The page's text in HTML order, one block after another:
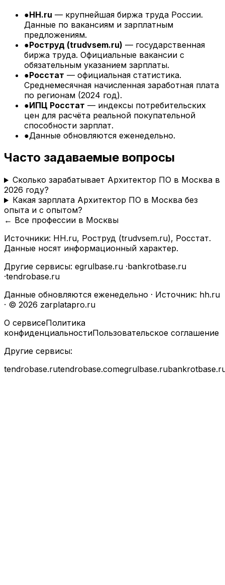
●HH.ru — крупнейшая биржа труда России.
Данные по вакансиям и зарплатным
предложениям.
●Роструд (trudvsem.ru) — государственная
биржа труда. Официальные вакансии с
обязательным указанием зарплаты.
●Росстат — официальная статистика.
Среднемесячная начисленная заработная плата
по регионам (2024 год).
●ИПЦ Росстат — индексы потребительских
цен для расчёта реальной покупательной
способности зарплат.
●Данные обновляются еженедельно.
Часто задаваемые вопросы
Сколько зарабатывает Архитектор ПО в Москва в
2026 году?
Какая зарплата Архитектор ПО в Москва без
опыта и с опытом?
← Все профессии в Москвы
Источники: HH.ru, Роструд (trudvsem.ru), Росстат.
Данные носят информационный характер.
Другие сервисы: egrulbase.ru ·bankrotbase.ru
·tendrobase.ru
Данные обновляются еженедельно · Источник: hh.ru
· © 2026 zarplatapro.ru
О сервисеПолитика
конфиденциальностиПользовательское соглашение
Другие сервисы:
tendrobase.rutendrobase.comegrulbase.ru